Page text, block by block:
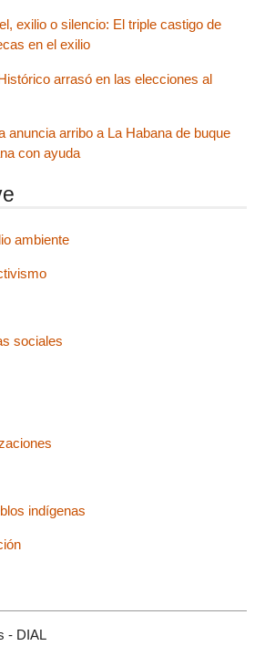
exilio o silencio: El triple castigo de
en el exilio
arrasó en las elecciones al
anuncia arribo a La Habana de buque
con ayuda
ambiente
sociales
indígenas
- DIAL